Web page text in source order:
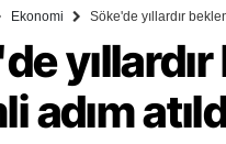
Ekonomi Söke'de yıllardır
adım